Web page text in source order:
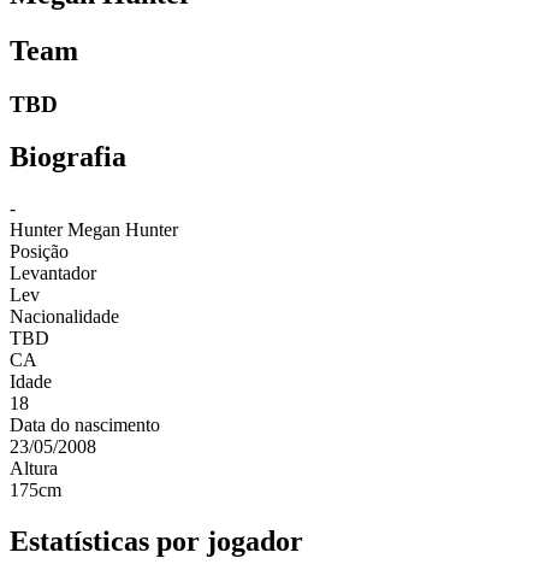
Team
TBD
Biografia
-
Hunter Megan Hunter
Posição
Levantador
Lev
Nacionalidade
TBD
CA
Idade
18
Data do nascimento
23/05/2008
Altura
175cm
Estatísticas por jogador